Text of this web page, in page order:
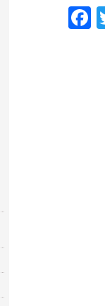
F
a